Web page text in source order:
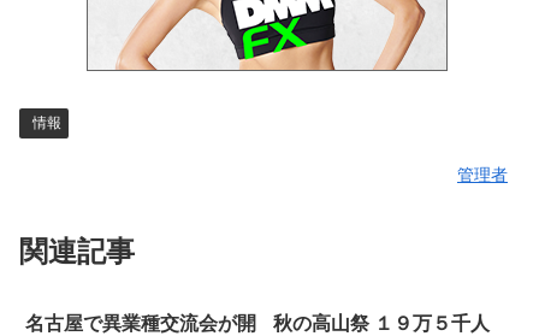
情報
管理者
関連記事
名古屋で異業種交流会が開
秋の高山祭 １９万５千人